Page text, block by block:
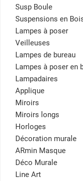
Susp Boule
Suspensions en
Lampes à poser
Veilleuses
Lampes de bureau
Lampes à poser en
Lampadaires
Applique
Miroirs
Miroirs longs
Horloges
Décoration murale
ARmin Masque
Déco Murale
Line Art